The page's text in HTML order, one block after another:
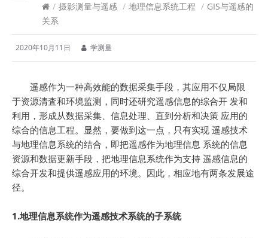
/ 摄影测量与遥感 / 地理信息系统工程 / GIS与遥感的
关系
2020年10月11日 学测量
遥感作为一种高效能的数据采集手段，其应用不仅局限
于资源清査和环境监测，同时还研究遥感信息的综合开 发和
利用，形成从数据采集、信息处理、直到分析和决策 应用的
综合的信息工程。显然，要做到这一点，只有实现 遥感技术
与地理信息系统的结合，即把遥感作为地理信息 系统的信息
资源和数据更新手段，把地理信息系统作为支持 遥感信息的
综合开发和提供遥感应用的环境。因此，相应地有两条发展途
径。
1.地理信息系统作为遥感技术系统的子系统